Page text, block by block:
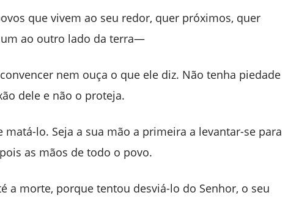
que vivem ao seu redor, quer próximos, quer
ao outro lado da terra—
nem ouça o que ele diz. Não tenha piedade
dele e não o proteja.
matá-lo. Seja a sua mão a primeira a levantar-se para
as mãos de todo o povo.
a morte, porque tentou desviá-lo do Senhor, o seu